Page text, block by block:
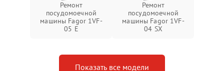
Ремонт
посудомоечной
машины Fagor 1VF-
05 E
Ремонт
посудомоечной
машины Fagor 1VF-
04 SX
Показать все модели